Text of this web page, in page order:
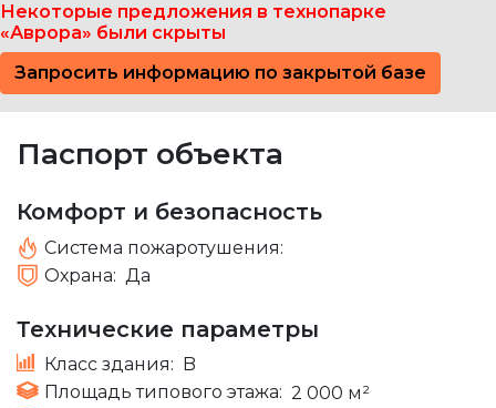
Некоторые предложения в технопарке
«Аврора» были скрыты
Запросить информацию по закрытой базе
Паспорт объекта
Комфорт и безопасность
Система пожаротушения:
Охрана: Да
Технические параметры
Класс здания:
B
Площадь типового этажа: 2 000 м²